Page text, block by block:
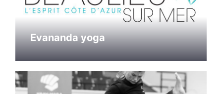
Evananda yoga